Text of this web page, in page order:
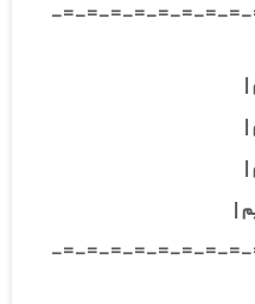
-=-=-=-=-=-=-=-
-=-=-=-=-=-=-=-